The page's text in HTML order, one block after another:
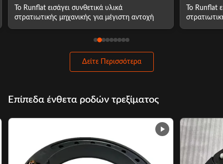
Το Runflat εισάγει συνθετικά υλικά
στρατιωτικής μηχανικής για μέγιστη αντοχή
Το
απόθεμα
Δείτε Περισσότερα
Επίπεδα ένθετα ροδών τρεξίματος